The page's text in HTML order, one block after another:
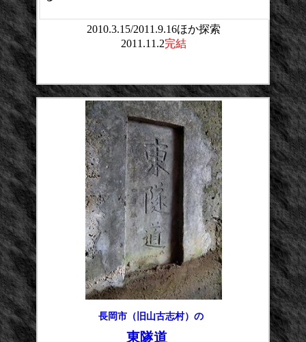
2010.3.15/2011.9.16ほか探索
2011.11.2完結
長岡市（旧山古志村）の
東隧道